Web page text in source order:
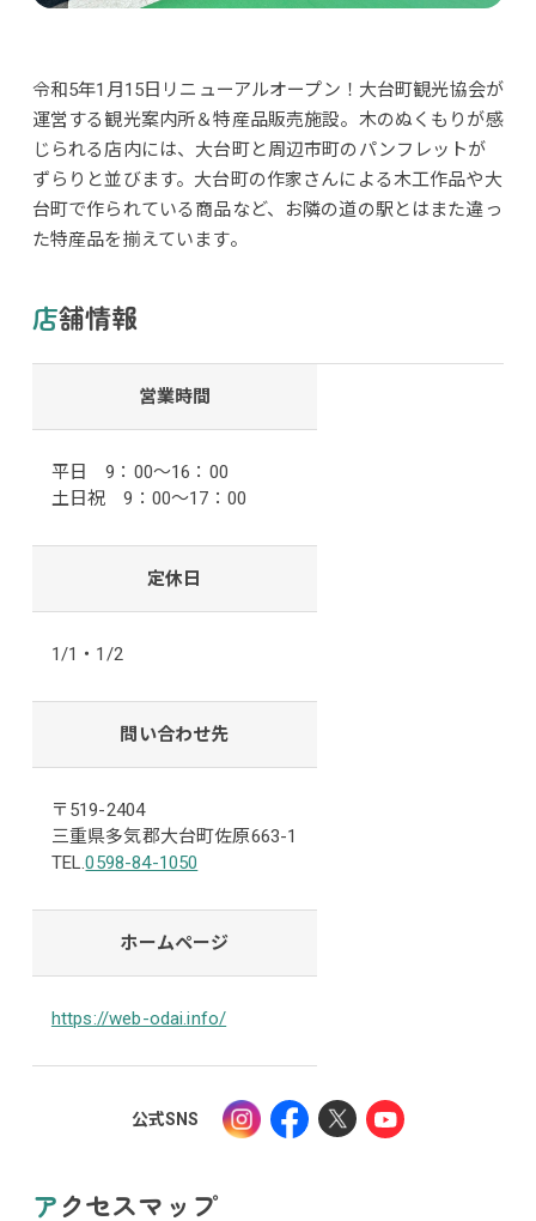
令和5年1月15日リニューアルオープン！大台町観光協会が
運営する観光案内所＆特産品販売施設。木のぬくもりが感
じられる店内には、大台町と周辺市町のパンフレットが
ずらりと並びます。大台町の作家さんによる木工作品や大
台町で作られている商品など、お隣の道の駅とはまた違っ
た特産品を揃えています。
店舗情報
営業時間
平日 9：00〜16：00
土日祝 9：00〜17：00
定休日
1/1・1/2
問い合わせ先
〒519-2404
三重県多気郡大台町佐原663-1
TEL.0598-84-1050
ホームページ
https://web-odai.info/
公式SNS
アクセスマップ